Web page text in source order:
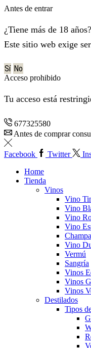
Antes de entrar
¿Tiene más de 18 años?
Este sitio web exige
Sí No
Acceso prohibido
Tu acceso está
677325580
Antes de comprar
Facebook Twitter
Home
Tienda
Vinos
Vino
Vino
Vino
Vino
Vino
Vermú
Sangría
Vinos
Vinos
Vinos
Destilados
Tipos